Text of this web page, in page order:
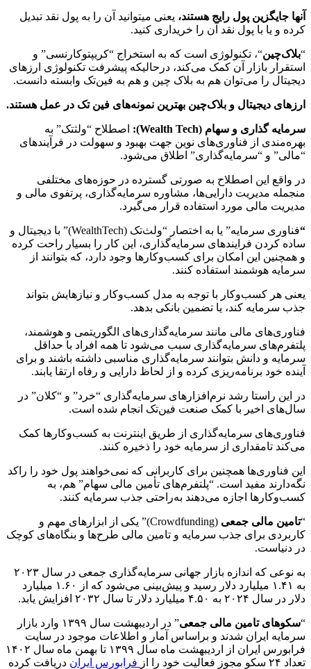
آن­ها جایگزین پول رایج هستند، یعنی می­توانید آن را به پول نقد تبدیل
کرده و یا با پول نقد آن را خریداری کنید.
“بلاک‌چین“، تکنولوژی است که به استخراج “کریپتوکارنسی” و
استقرار بازار آن کمک می‌کند، درحالیکه پیشرفت تکنولوژی ارزهای
دیجیتال را می‌توان هم به بلاک چین و هم به فین‌تک وابسته دانست.
ارزهای دیجیتال و بلاک‌چین بهترین نمونه‌های فین تک در عمل هستند.
سرمایه ­گذاری و سهام (Wealth Tech
): اصطلاح “ولث­تک” به
بهره‌مندی از فناوری‌های نوین جهت بهبود و سهولت‌ در فرآیندهای
“مالی” و “سرمایه‌گذاری” اطلاق می‌شود.
در واقع این اصطلاح به‌ صورتی گسترده‌ در حوزه‌های مختلفی
منجمله مدیریت دارایی‌ها، مشاوره سرمایه‌گذاری، پرتفوی مالی و
مدیریت مالی مورد استفاده قرار می‌گیرد.
“
فناوری سرمایه” یا به اختصار “ولث‌تک (WealthTech)” با دیجیتال و
ساده کردن فرایندهای سرمایه‌گذاری، این کار را بسیار راحت کرده
و همچنین این امکان برای کسب‌وکارها وجود دارد، که بتوانند از
سرمایه هوشمند استفاده کنند.
یعنی هر کسب‌وکار با توجه به مدل کسب‌وکار و نیازهایش بتواند
جذب سرمایه کند، یا تضمین بانکی بدهد.
فناوری‌های مالی مانند سرمایه‌گذاری‌های الگوریتمی و هوشمند،
پلتفرم‌های سرمایه‌گذاری سبب می‌شود تا همه افراد با حداقل
سرمایه و دانش بتوانند سرمایه‌گذاری مناسبی داشته باشند و برای
آینده خود برنامه‌ریزی کرده و از لحاظ دارایی و رفاه ارتقا یابند.
در این راستا رشد نرم‌افزارهای سرمایه‌گذاری “خرد” و “کلان” در
سال‌های اخیر با کمک صنعت فین‌تک انجام شده است.
فناوری‌های سرمایه‌گذاری از طریق اینترنت به کسب‌وکارها کمک
می‌کند تامقداری از سرمایه خود را ذخیره کنند.
این فناوری‌ها همچنین برای کاربرانی که نمی‌خواهند پول خود را راکد
نگه‌دارند مفید است. “پلتفرم‌های تأمین مالی سهام” هم، به
کسب‌وکارها اجازه می‌دهند به‌راحتی جذب سرمایه کنند.
“تامین مالی جمعی
(Crowdfunding)” یکی از ابزارهای مهم و
کاربردی برای جذب سرمایه و تامین مالی طرح‌ها و بنگاه‌های کوچک
در دنیاست.
به نوعی که اندازه بازار جهانی سرمایه‌گذاری جمعی در سال ۲۰۲۳
به ۱.۴۱ میلیارد دلار رسید و پیش‌بینی می‌شود که از ۱.۶۰ میلیارد
دلار در سال ۲۰۲۴ به ۴.۵۰ میلیارد دلار تا سال ۲۰۳۲ افزایش یابد.
“سکوهای تامین مالی جمعی
” در اردیبهشت سال ۱۳۹۹ وارد بازار
سرمایه ایران شدند و براساس آمار و اطلاعات موجود در سایت
فرابورس ایران از اردیبهشت ماه سال ۱۳۹۹ تا بهمن ماه سال ۱۴۰۲
تعداد ۲۴ سکو مجوز فعالیت خود را از
فرابورس ایران دریافت کرده